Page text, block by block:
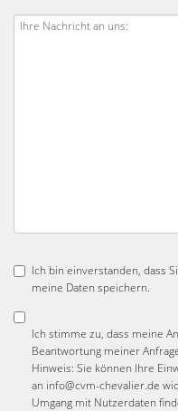
Ich bin einverstanden, dass
meine Daten speichern.
Ich stimme zu, dass meine
Beantwortung meiner
Hinweis: Sie können Ihre
an info@cvm-chevalier.de
Umgang mit Nutzerdaten